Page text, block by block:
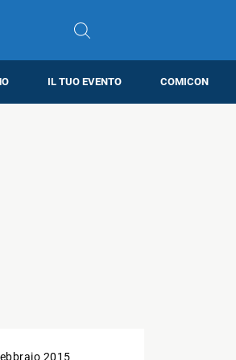
IL TUO EVENTO COMICON